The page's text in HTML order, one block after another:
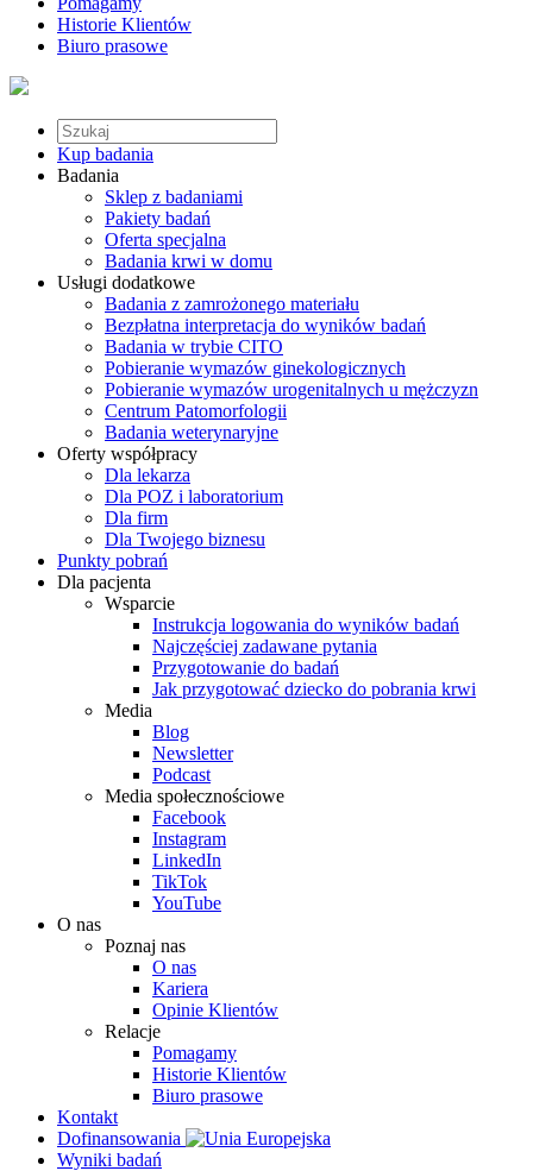
Historie Klientów
Biuro prasowe
Kup badania
Badania
Sklep z badaniami
Pakiety badań
Oferta specjalna
Badania krwi w domu
Usługi dodatkowe
Badania z zamrożonego materiału
Bezpłatna interpretacja do wyników badań
Badania w trybie CITO
Pobieranie wymazów ginekologicznych
Pobieranie wymazów urogenitalnych u mężczyzn
Centrum Patomorfologii
Badania weterynaryjne
Oferty współpracy
Dla lekarza
Dla POZ i laboratorium
Dla firm
Dla Twojego biznesu
Punkty pobrań
Dla pacjenta
Wsparcie
Instrukcja logowania do wyników badań
Najczęściej zadawane pytania
Przygotowanie do badań
Jak przygotować dziecko do pobrania krwi
Media
Blog
Newsletter
Podcast
Media społecznościowe
Facebook
Instagram
LinkedIn
TikTok
YouTube
O nas
Poznaj nas
O nas
Kariera
Opinie Klientów
Relacje
Pomagamy
Historie Klientów
Biuro prasowe
Kontakt
Dofinansowania
Wyniki badań